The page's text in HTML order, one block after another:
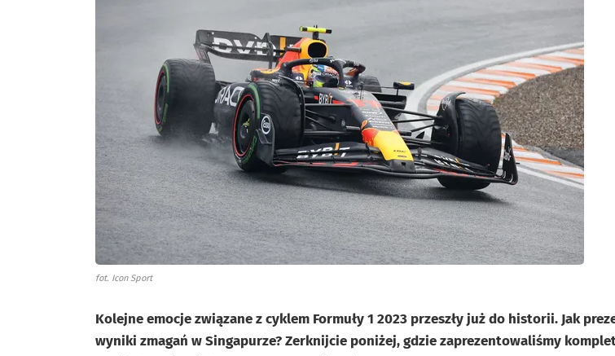
fot. Icon Sport
Kolejne emocje związane z cyklem Formuły 1 2023 przeszły już do historii. Jak
wyniki zmagań w Singapurze? Zerknijcie poniżej, gdzie zaprezentowaliśmy